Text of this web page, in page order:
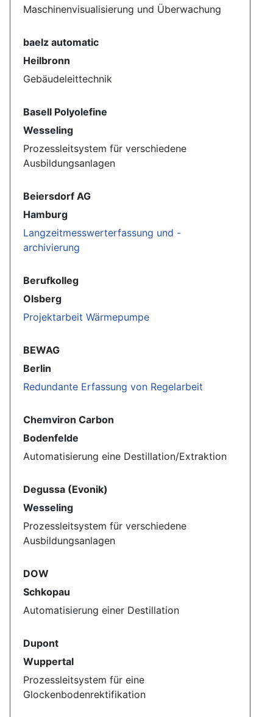
Maschinenvisualisierung und Überwachung
baelz automatic
Heilbronn
Gebäudeleittechnik
Basell Polyolefine
Wesseling
Prozessleitsystem für verschiedene
Ausbildungsanlagen
Beiersdorf AG
Hamburg
Langzeitmesswerterfassung und -
archivierung
Berufkolleg
Olsberg
Projektarbeit Wärmepumpe
BEWAG
Berlin
Redundante Erfassung von Regelarbeit
Chemviron Carbon
Bodenfelde
Automatisierung eine Destillation/Extraktion
Degussa (Evonik)
Wesseling
Prozessleitsystem für verschiedene
Ausbildungsanlagen
DOW
Schkopau
Automatisierung einer Destillation
Dupont
Wuppertal
Prozessleitsystem für eine
Glockenbodenrektifikation